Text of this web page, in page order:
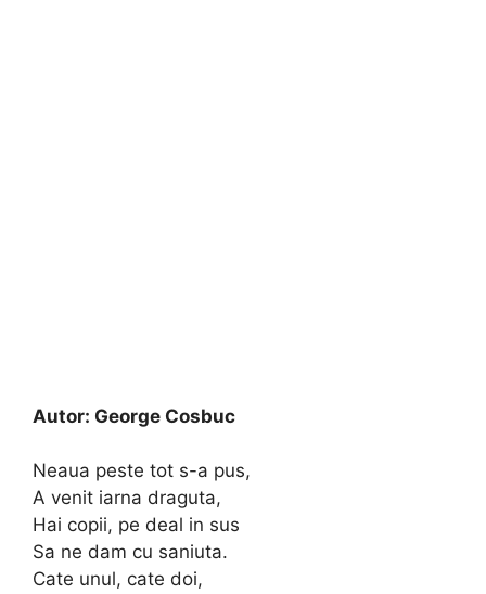
Autor: George Cosbuc
Neaua peste tot s-a pus,
A venit iarna draguta,
Hai copii, pe deal in sus
Sa ne dam cu saniuta.
Cate unul, cate doi,